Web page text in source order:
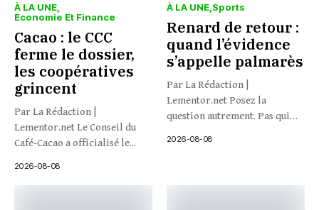
À LA UNE
Economie Et Finance
Cacao : le CCC
ferme le dossier,
les coopératives
grincent
Par La Rédaction |
Lementor.net Le Conseil du
Café-Cacao a officialisé le...
2026-08-08
À LA UNE Sports
Renard de retour :
quand l’évidence
s’appelle palmarès
Par La Rédaction |
Lementor.net Posez la
question autrement. Pas qui
2026-08-08